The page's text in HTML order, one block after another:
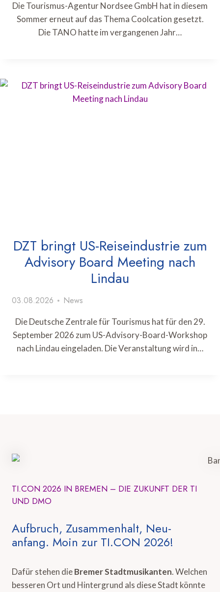
Die Tourismus-Agentur Nordsee GmbH hat in diesem
Sommer erneut auf das Thema Coolcation gesetzt.
Die TANO hatte im vergangenen Jahr…
DZT bringt US-Reiseindustrie zum
Advisory Board Meeting nach
Lindau
03.08.2026 News
Die Deutsche Zentrale für Tourismus hat für den 29.
September 2026 zum US-Advisory-Board-Workshop
nach Lindau eingeladen. Die Veranstaltung wird in…
TI.CON 2026 IN BREMEN – DIE ZUKUNFT DER TI
UND DMO
Aufbruch, Zusammenhalt, Neu-
anfang. Moin zur TI.CON 2026!
Dafür stehen dieBremer Stadtmusikanten. Welchen
besseren Ort und Hintergrund als diese Stadt könnte